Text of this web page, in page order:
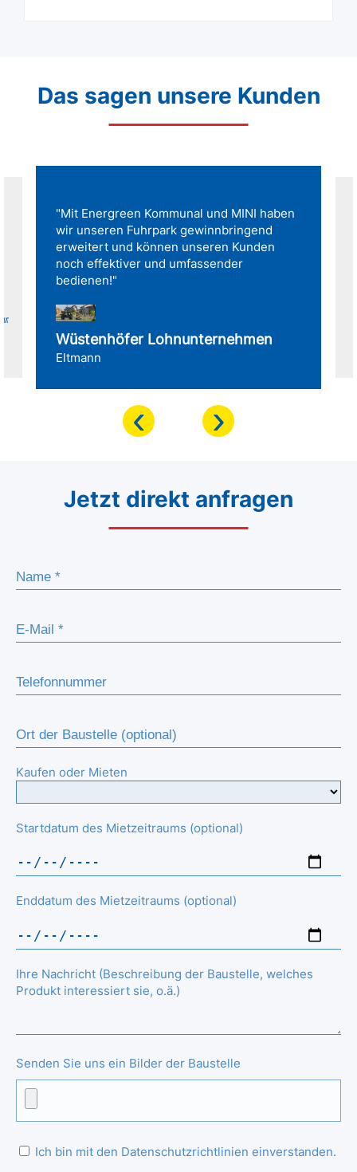
Das sagen unsere Kunden
"Mit Energreen Kommunal und MINI haben
wir unseren Fuhrpark gewinnbringend
erweitert und können unseren Kunden
noch effektiver und umfassender
bedienen!"
Wüstenhöfer Lohnunternehmen
Eltmann
‹ ›
Jetzt direkt anfragen
Kaufen oder Mieten
Startdatum des Mietzeitraums (optional)
Enddatum des Mietzeitraums (optional)
Ihre Nachricht (Beschreibung der Baustelle, welches
Produkt interessiert sie, o.ä.)
Senden Sie uns ein Bilder der Baustelle
Ich bin mit den Datenschutzrichtlinien einverstanden.